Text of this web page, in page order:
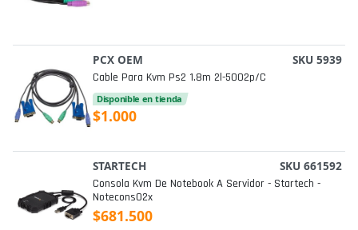
PCX OEM SKU 5939
Cable Para Kvm Ps2 1.8m 2l-5002p/c
Disponible en tienda
$1.000
STARTECH SKU 661592
Consola Kvm De Notebook A Servidor - Startech -
Notecons02x
$681.500